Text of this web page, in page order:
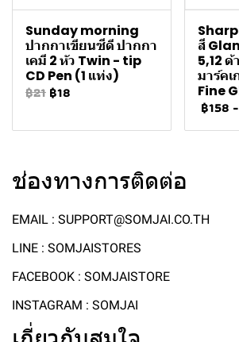
Sunday morning
ปากกาเขียนซีดี ปากกา
เคมี 2 หัว Twin - tip
CD Pen (1 แท่ง)
฿21 ฿18
สี
5,12
มาร์ค
Fine
฿158 -
ช่องทางการติดต่อ
EMAIL : SUPPORT@SOMJAI.CO.TH
LINE : SOMJAISTORES
FACEBOOK : SOMJAISTORE
INSTAGRAM : SOMJAI